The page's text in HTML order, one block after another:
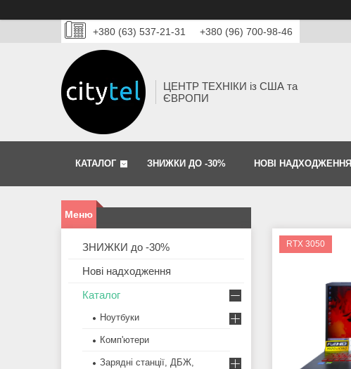
+380 (63) 537-21-31 +380 (96) 700-98-46
ЦЕНТР ТЕХНІКИ із США та
ЄВРОПИ
КАТАЛОГ ЗНИЖКИ ДО -30% НОВІ НАДХОДЖЕННЯ
RTX 3050
ЗНИЖКИ до -30%
Нові надходження
Каталог
Ноутбуки
Комп'ютери
Зарядні станції, ДБЖ,